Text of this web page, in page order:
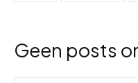
Geen posts